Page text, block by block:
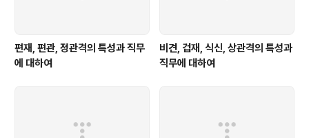
편재, 편관, 정관격의 특성과 직무
에 대하여
비견, 겁재, 식신, 상관격의 특성과
직무에 대하여